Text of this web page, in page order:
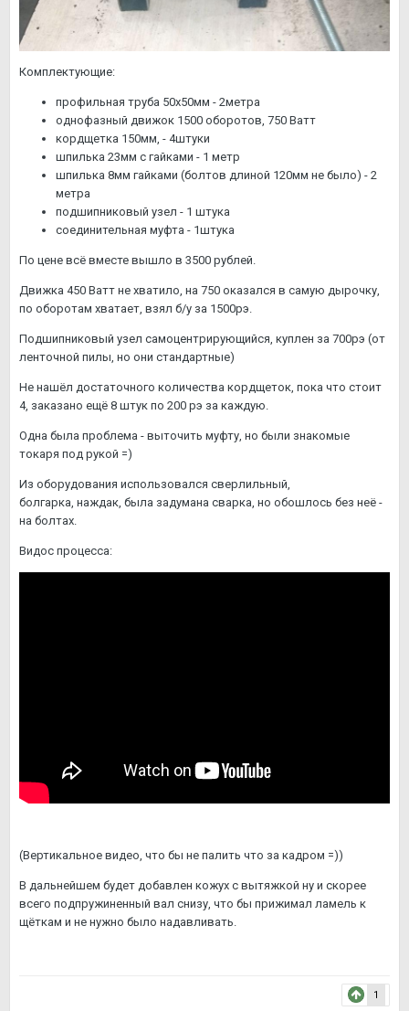
Комплектующие:
профильная труба 50х50мм - 2метра
однофазный движок 1500 оборотов, 750 Ватт
кордщетка 150мм, - 4штуки
шпилька 23мм с гайками - 1 метр
шпилька 8мм гайками (болтов длиной 120мм не было) - 2
метра
подшипниковый узел - 1 штука
соединительная муфта - 1штука
По цене всё вместе вышло в 3500 рублей.
Движка 450 Ватт не хватило, на 750 оказался в самую дырочку,
по оборотам хватает, взял б/у за 1500рэ.
Подшипниковый узел самоцентрирующийся, куплен за 700рэ (от
ленточной пилы, но они стандартные)
Не нашёл достаточного количества кордщеток, пока что стоит
4, заказано ещё 8 штук по 200 рэ за каждую.
Одна была проблема - выточить муфту, но были знакомые
токаря под рукой =)
Из оборудования использовался сверлильный,
болгарка, наждак, была задумана сварка, но обошлось без неё -
на болтах.
Видос процесса:
(Вертикальное видео, что бы не палить что за кадром =))
В дальнейшем будет добавлен кожух с вытяжкой ну и скорее
всего подпружиненный вал снизу, что бы прижимал ламель к
щёткам и не нужно было надавливать.
1